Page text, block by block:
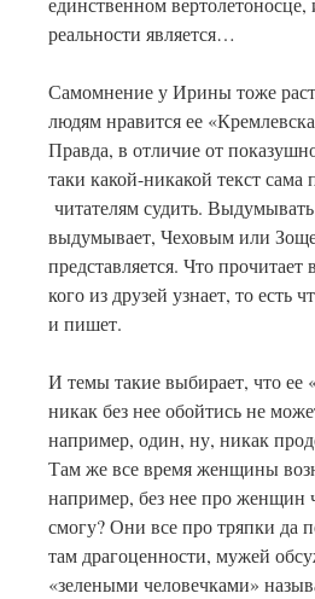
реальности является…
Самомнение у Ирины тоже
людям нравится ее
Правда, в отличие от
таки какой-никакой текст
читателям судить.
выдумывает, Чеховым или
представляется. Что прочитает
кого из друзей узнает, то есть
и пишет.
И темы такие выбирает, что ее
никак без нее обойтись не
например, один, ну, никак
Там же все время женщины
например, без нее про женщин
смогу? Они все про тряпки да
там драгоценности, мужей
«зелеными человечками»